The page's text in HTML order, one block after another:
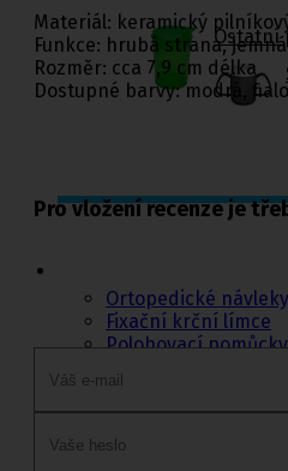
Ostatní
Ortopedie,
Ortopedické
Fixační krční límce
Polohovací pomůcky
Míče na cvičení a
Rehabilitační a
Tejpovací pásky
Ortopedické vložky
Materiál: keramický
Funkce: hrubá strana,
Rozměr: cca 7,9 cm délka
Dostupné barvy: modrá,
Pro vložení recenze je